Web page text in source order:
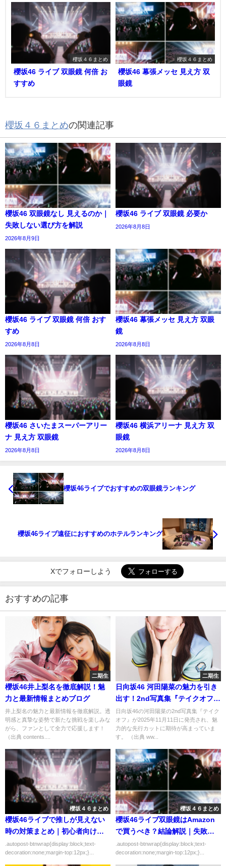
櫻坂４６まとめ
櫻坂46 ライブ 双眼鏡 何倍 お
すすめ
櫻坂４６まとめ
櫻坂46 幕張メッセ 見え方 双
眼鏡
櫻坂４６まとめの関連記事
櫻坂46 双眼鏡なし 見えるのか｜
失敗しない選び方を解説
2026年8月9日
櫻坂46 ライブ 双眼鏡 必要か
2026年8月8日
櫻坂46 ライブ 双眼鏡 何倍 おす
すめ
2026年8月8日
櫻坂46 幕張メッセ 見え方 双眼
鏡
2026年8月8日
櫻坂46 さいたまスーパーアリー
ナ 見え方 双眼鏡
2026年8月8日
櫻坂46 横浜アリーナ 見え方 双
眼鏡
2026年8月8日
櫻坂46ライブでおすすめの双眼鏡ランキング
櫻坂46ライブ遠征におすすめのホテルランキング
Xでフォローしよう
おすすめの記事
二期生
櫻坂46井上梨名を徹底解説！魅
力と最新情報まとめブログ
井上梨名の魅力と最新情報を徹底解説。透
明感と真摯な姿勢で新たな挑戦を楽しみな
がら、ファンとして全力で応援します！
（出典 contents....
二期生
日向坂46 河田陽菜の魅力を引き
出す！2nd写真集『テイクオフ』
の全貌
日向坂46の河田陽菜の2nd写真集『テイク
オフ』が2025年11月11日に発売され、魅
力的な先行カットに期待が高まっていま
す。 （出典 ww...
櫻坂４６まとめ
櫻坂46ライブで推しが見えない
時の対策まとめ｜初心者向けに
わかりやすく解説
.autopost-btnwrap{display:block;text-
decoration:none;margin-top:12px;}...
櫻坂４６まとめ
櫻坂46ライブ双眼鏡はAmazon
で買うべき？結論解説｜失敗し
ない選び方を解説
.autopost-btnwrap{display:block;text-
decoration:none;margin-top:12px;}...